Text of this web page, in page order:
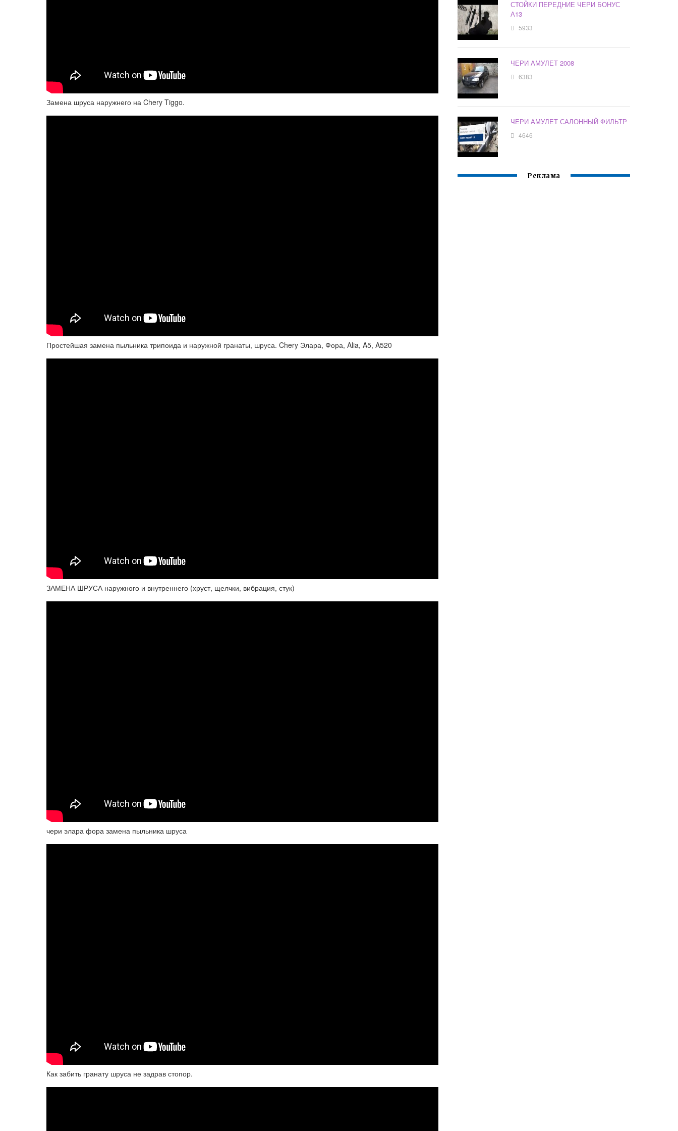
Замена шруса наружнего на Chery Tiggo.
Простейшая замена пыльника трипоида и наружной гранаты, шруса. Chery Элара, Фора, Alia, A5, A520
ЗАМЕНА ШРУСА наружного и внутреннего (хруст, щелчки, вибрация, стук)
чери элара фора замена пыльника шруса
Как забить гранату шруса не задрав стопор.
СТОЙКИ ПЕРЕДНИЕ ЧЕРИ БОНУС
А13
5933
ЧЕРИ АМУЛЕТ 2008
6383
ЧЕРИ АМУЛЕТ САЛОННЫЙ ФИЛЬТР
4646
Реклама